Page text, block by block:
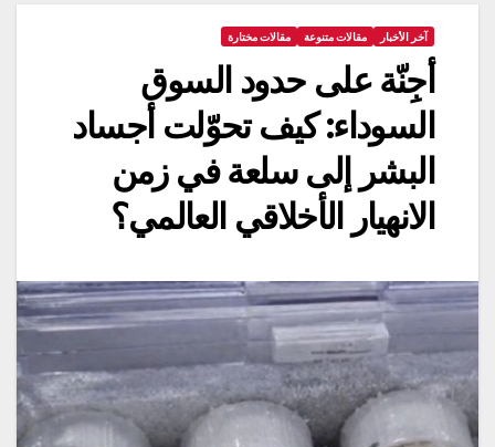
آخر الأخبار مقالات متنوعة مقالات مختارة
أجِنّة على حدود السوق
السوداء: كيف تحوّلت أجساد
البشر إلى سلعة في زمن
الانهيار الأخلاقي العالمي؟